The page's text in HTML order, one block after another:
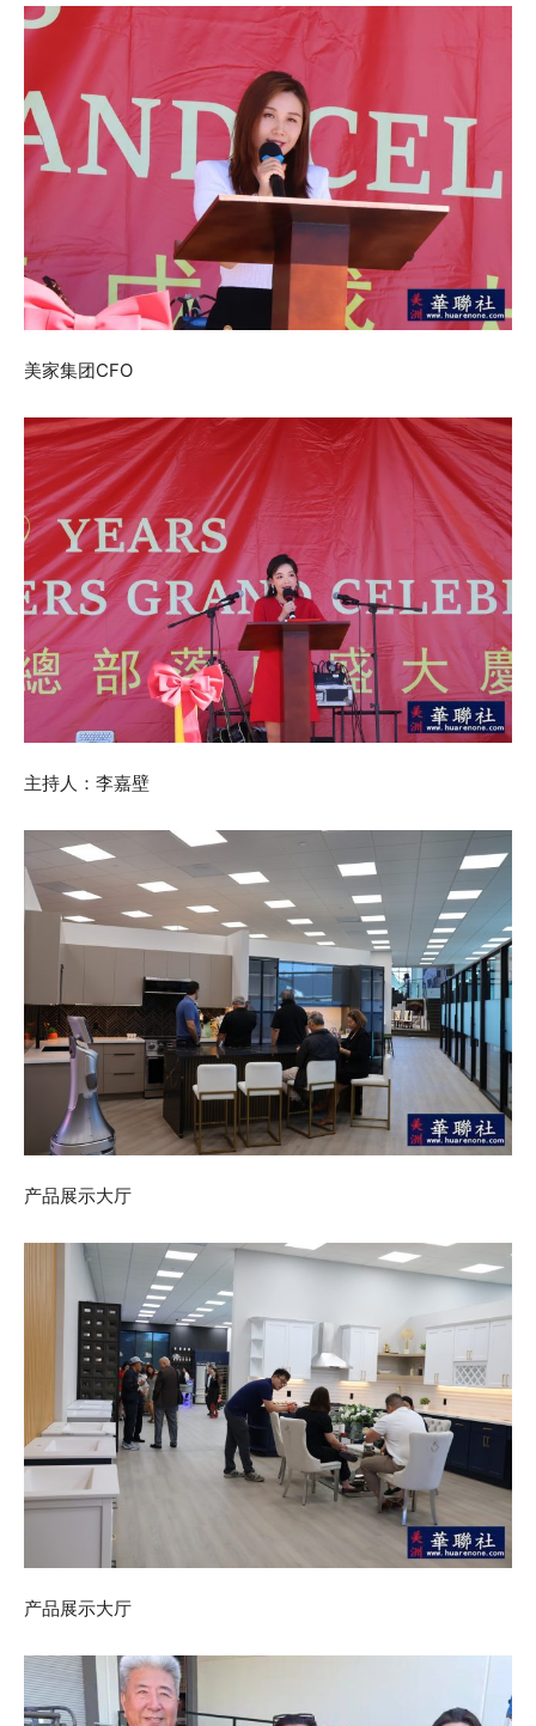
美家集团CFO
主持人：李嘉壁
产品展示大厅
产品展示大厅